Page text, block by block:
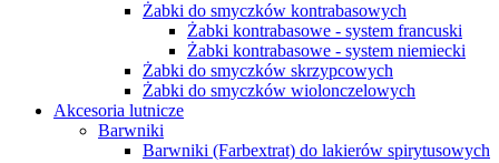
Żabki do smyczków kontrabasowych
Żabki kontrabasowe - system francuski
Żabki kontrabasowe - system niemiecki
Żabki do smyczków skrzypcowych
Żabki do smyczków wiolonczelowych
Akcesoria lutnicze
Barwniki
Barwniki (Farbextrat) do lakierów spirytusowych